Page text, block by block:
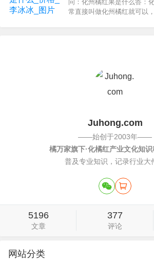
止咳的药用效果而被确定为
问：化州橘红果是什么答：
常直接叫做化州橘红就可以
Juhong.com
——始创于2003年——
橘万家旗下·化橘红产业文化知
普及专业知识，记录行业大
5196
文章
377
评论
网站分类